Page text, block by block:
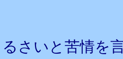
さいと苦情を